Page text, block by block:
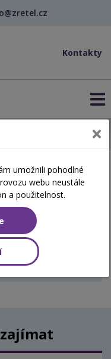
Kontakty
20. 05.
termíny.
umožnili pohodlné
webu neustále
a použitelnost.